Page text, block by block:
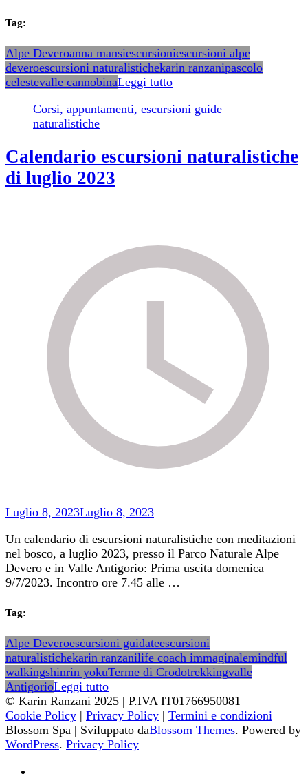
Tag:
Alpe Deveroanna mansiescursioniescursioni alpe
deveroescursioni naturalistichekarin ranzanipascolo
celestevalle cannobinaLeggi tutto
Corsi, appuntamenti, escursioni guide
naturalistiche
Calendario escursioni naturalistiche
di luglio 2023
Luglio 8, 2023Luglio 8, 2023
Un calendario di escursioni naturalistiche con meditazioni
nel bosco, a luglio 2023, presso il Parco Naturale Alpe
Devero e in Valle Antigorio: Prima uscita domenica
9/7/2023. Incontro ore 7.45 alle …
Tag:
Alpe Deveroescursioni guidateescursioni
naturalistichekarin ranzanilife coach immaginalemindful
walkingshinrin yokuTerme di Crodotrekkingvalle
AntigorioLeggi tutto
© Karin Ranzani 2025 | P.IVA IT01766950081
Cookie Policy | Privacy Policy | Termini e condizioni
Blossom Spa | Sviluppato daBlossom Themes. Powered by
WordPress. Privacy Policy